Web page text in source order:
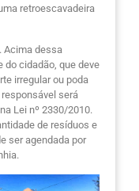
retroescavadeira
Acima dessa
do cidadão, que deve
irregular ou poda
será
Lei nº 2330/2010.
de resíduos e
ser agendada por